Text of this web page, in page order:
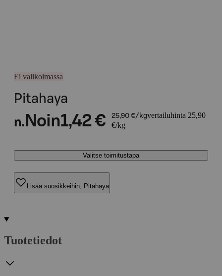
Ei valikoimassa
Pitahaya
n. Noin1,42 € 25,90 €/kgvertailuhinta 25,90
€/kg
Valitse toimitustapa
Lisää suosikkeihin, Pitahaya
Tuotetiedot